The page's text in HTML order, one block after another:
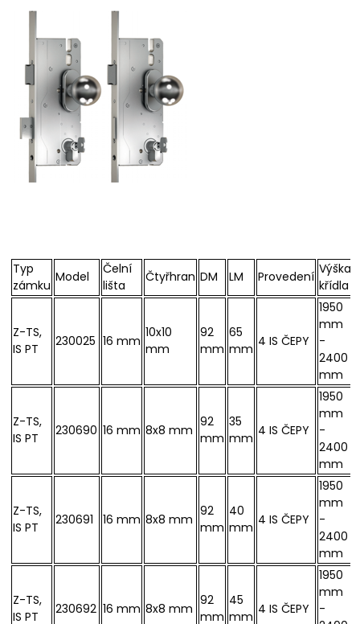
Typ
zámku
Model
Čelní
lišta
Čtyřhran DM LM Provedení Výška
křídla
Z-TS,
IS PT
230025 16 mm
10x10
mm
92
mm
65
mm 4 IS ČEPY
1950
mm
-
2400
mm
Z-TS,
IS PT
230690 16 mm 8x8 mm
92
mm
35
mm 4 IS ČEPY
1950
mm
-
2400
mm
Z-TS,
IS PT
230691 16 mm 8x8 mm
92
mm
40
mm 4 IS ČEPY
1950
mm
-
2400
mm
Z-TS,
IS PT
230692 16 mm 8x8 mm
92
mm
45
mm 4 IS ČEPY
1950
mm
-